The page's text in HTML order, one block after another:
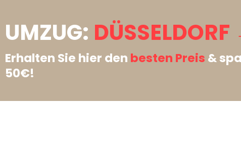
UMZUG:
Erhalten Sie hier den besten Preis &
50€!